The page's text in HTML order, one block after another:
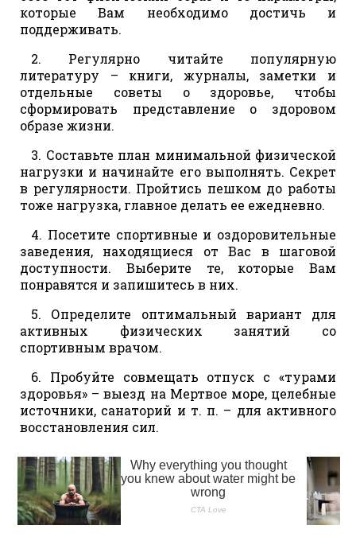
которые Вам необходимо достичь и
поддерживать.
2. Регулярно читайте популярную
литературу – книги, журналы, заметки и
отдельные советы о здоровье, чтобы
сформировать представление о здоровом
образе жизни.
3. Составьте план минимальной физической
нагрузки и начинайте его выполнять. Секрет
в регулярности. Пройтись пешком до работы
тоже нагрузка, главное делать ее ежедневно.
4. Посетите спортивные и оздоровительные
заведения, находящиеся от Вас в шаговой
доступности. Выберите те, которые Вам
понравятся и запишитесь в них.
5. Определите оптимальный вариант для
активных физических занятий со
спортивным врачом.
6. Пробуйте совмещать отпуск с «турами
здоровья» – выезд на Мертвое море, целебные
источники, санаторий и т. п. – для активного
восстановления сил.